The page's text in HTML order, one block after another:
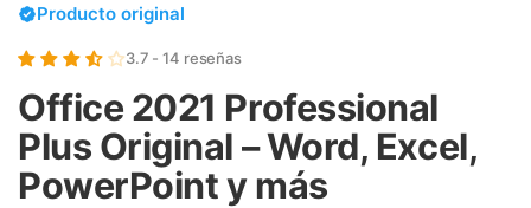
Producto original
3.7 - 14 reseñas
Office 2021 Professional
Plus Original – Word, Excel,
PowerPoint y más